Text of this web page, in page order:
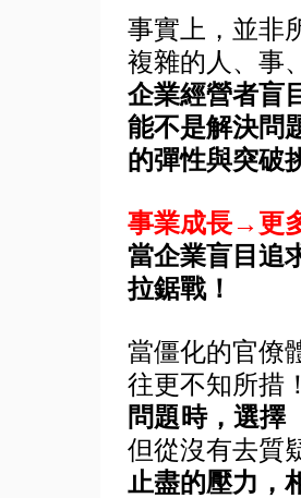
事實上，並非
複雜的人、事
企業經營者盲
能不是解決問
的彈性與突破
事業成長→更
當企業盲目追
拉鋸戰！
當僵化的官僚
往更不知所措
問題時，選擇
但從沒有去質
止盡的壓力，